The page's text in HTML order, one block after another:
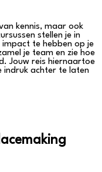
kennis, maar ook
stellen je in
te hebben op je
je team en zie hoe
Jouw reis hiernaartoe
indruk achter te laten